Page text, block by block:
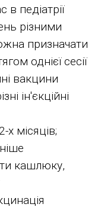
педіатрії
різними
призначати
однієї сесії
вакцини
ін'єкційні
х місяців;
кашлюку,